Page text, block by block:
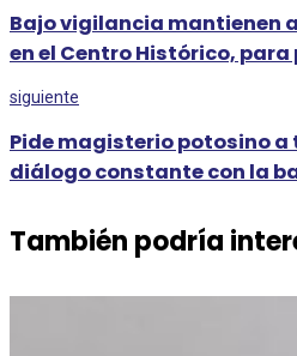
Bajo vigilancia mantienen
en el Centro Histórico,
siguiente
Pide magisterio potosino a
diálogo constante con la
También podría